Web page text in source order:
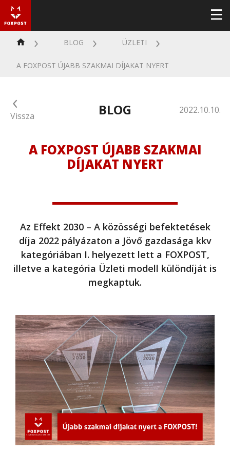
BLOG ÜZLETI
A FOXPOST ÚJABB SZAKMAI DÍJAKAT NYERT
Vissza BLOG 2022.10.10.
A FOXPOST ÚJABB SZAKMAI
DÍJAKAT NYERT
Az Effekt 2030 – A közösségi befektetések
díja 2022 pályázaton a Jövő gazdasága kkv
kategóriában I. helyezett lett a FOXPOST,
illetve a kategória Üzleti modell különdíját is
megkaptuk.